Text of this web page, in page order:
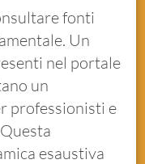
fonti
Un
nel portale
un
professionisti e
esaustiva